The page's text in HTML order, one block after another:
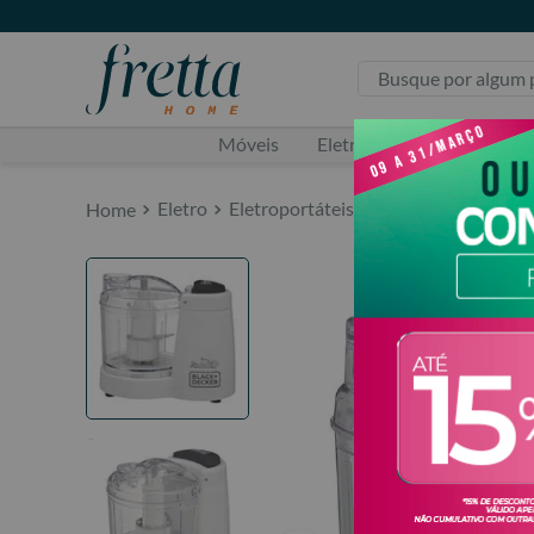
Busque por algum
Móveis Eletro Utilidade
Eletro Eletroportáteis Processador de